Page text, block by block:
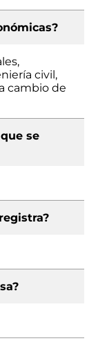
civil,
cambio de
se